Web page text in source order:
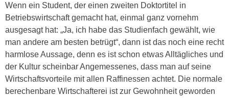
Wenn ein Student, der einen zweiten Doktortitel in
Betriebswirtschaft gemacht hat, einmal ganz vornehm
ausgesagt hat: „Ja, ich habe das Studienfach gewählt, wie
man andere am besten betrügt“, dann ist das noch eine recht
harmlose Aussage, denn es ist schon etwas Alltägliches und
der Kultur scheinbar Angemessenes, dass man auf seine
Wirtschaftsvorteile mit allen Raffinessen achtet. Die normale
berechenbare Wirtschafterei ist zur Gewohnheit geworden